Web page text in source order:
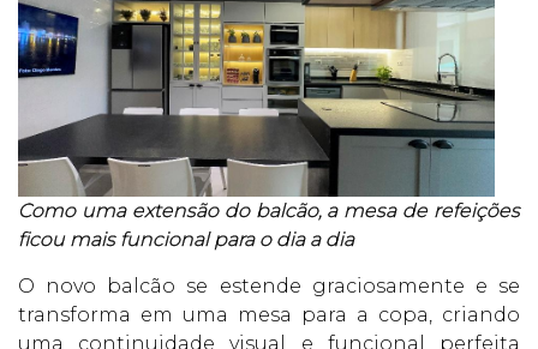
Como uma extensão do balcão, a mesa de refeições
ficou mais funcional para o dia a dia
O novo balcão se estende graciosamente e se
transforma em uma mesa para a copa, criando
uma continuidade visual e funcional perfeita